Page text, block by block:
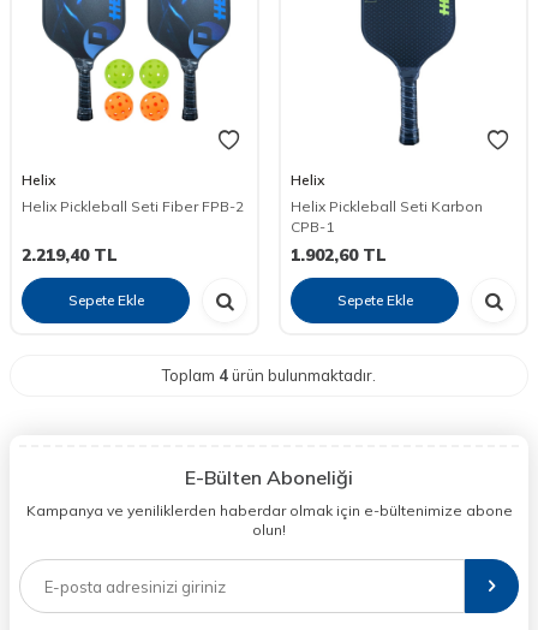
Helix
Helix Pickleball Seti Fiber FPB-2
2.219,40TL
Sepete Ekle
Helix
Helix Pickleball Seti Karbon
CPB-1
1.902,60TL
Sepete Ekle
Toplam 4ürün bulunmaktadır.
E-Bülten Aboneliği
Kampanya ve yeniliklerden haberdar olmak için e-bültenimize abone
olun!